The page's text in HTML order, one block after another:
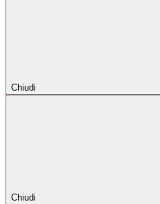
Chiudi
Chiudi